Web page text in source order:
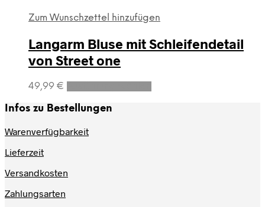
Zum Wunschzettel hinzufügen
Langarm Bluse mit Schleifendetail
von Street one
49,99 €
Dieses
Infos zu Bestellungen
Warenverfügbarkeit
Lieferzeit
Versandkosten
Zahlungsarten